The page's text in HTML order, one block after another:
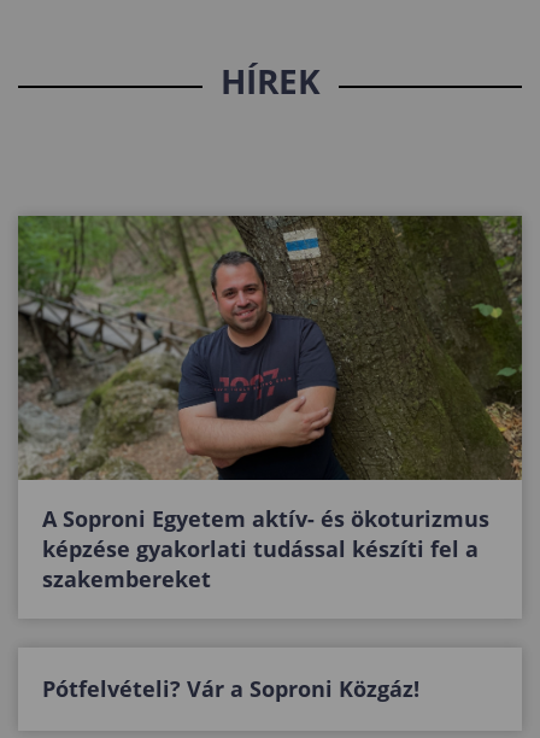
HÍREK
A Soproni Egyetem aktív- és ökoturizmus
képzése gyakorlati tudással készíti fel a
szakembereket
Pótfelvételi? Vár a Soproni Közgáz!